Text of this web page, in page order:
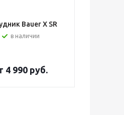
Bauer X SR
в наличии
4 990 руб.